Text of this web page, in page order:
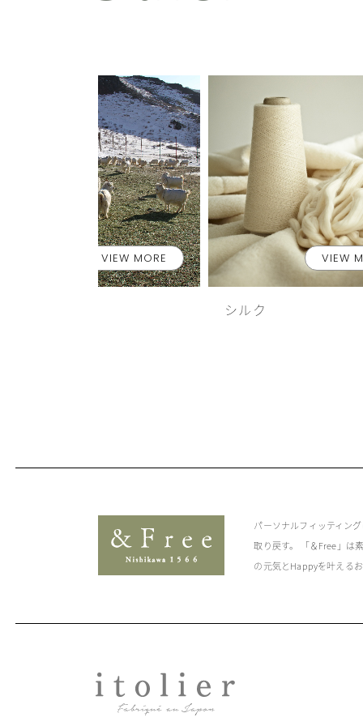
VIEW MORE VIEW
シルク
パーソナルフィッティン
取り戻す。 「＆Free」は
の元気とHappyを叶える